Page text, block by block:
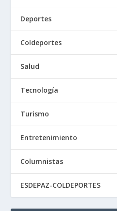
Deportes
Coldeportes
Salud
Tecnología
Turismo
Entretenimiento
Columnistas
ESDEPAZ-COLDEPORTES